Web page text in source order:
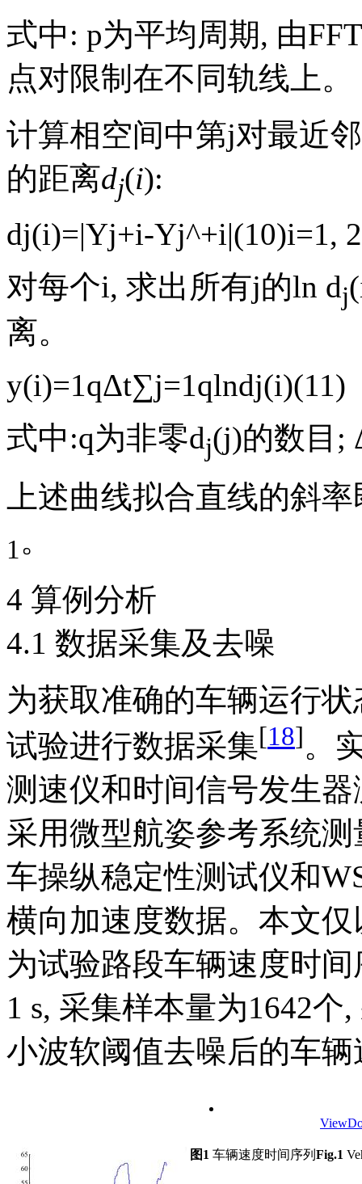
式中: p为平均周期, 由
点对限制在不同轨线上。
计算相空间中第j对最近
的距离dj(i):
dj(i)=|Yj+i-Yj^+i|(10)i=1, 2
对每个i, 求出所有j的ln dj
离。
y(i)=1qΔt∑j=1qlndj(i)(11)
式中:q为非零dj(j)的数目;
上述曲线拟合直线的斜
1 。
4 算例分析
4.1 数据采集及去噪
为获取准确的车辆运行
试验进行数据采集[18]。
测速仪和时间信号发生
采用微型航姿参考系统
车操纵稳定性测试仪和
横向加速度数据。本文
为试验路段车辆速度时
1 s, 采集样本量为1642
小波软阈值去噪后的车
View
图1 车辆速度时间序列 Fig.1